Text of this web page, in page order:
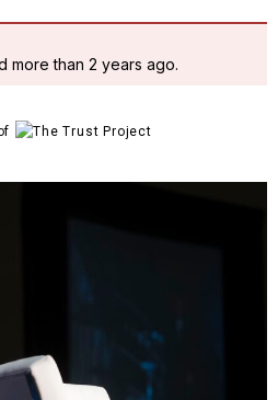
more than 2 years ago.